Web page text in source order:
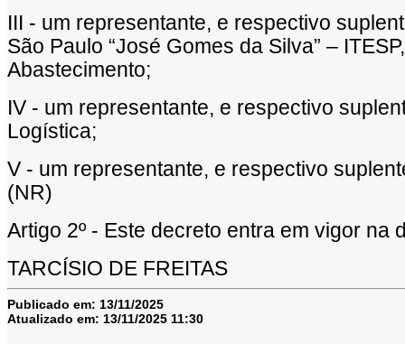
III - um representante, e respectivo
São Paulo “José Gomes da Silva” –
Abastecimento;
IV - um representante, e respectivo
Logística;
V - um representante, e respectivo
(NR)
Artigo 2º - Este decreto entra em vigor na
TARCÍSIO DE FREITAS
Publicado em: 13/11/2025
Atualizado em: 13/11/2025 11:30